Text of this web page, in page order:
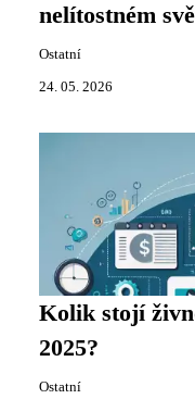
nelítostném
Ostatní
24. 05. 2026
Kolik stojí
2025?
Ostatní